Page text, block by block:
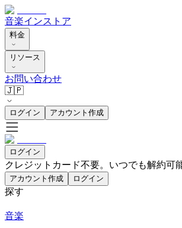
音楽インストア
料金
リソース
お問い合わせ
🇯🇵
ログイン アカウント作成
ログイン
クレジットカード不要。いつでも解約可能
アカウント作成 ログイン
探す
音楽